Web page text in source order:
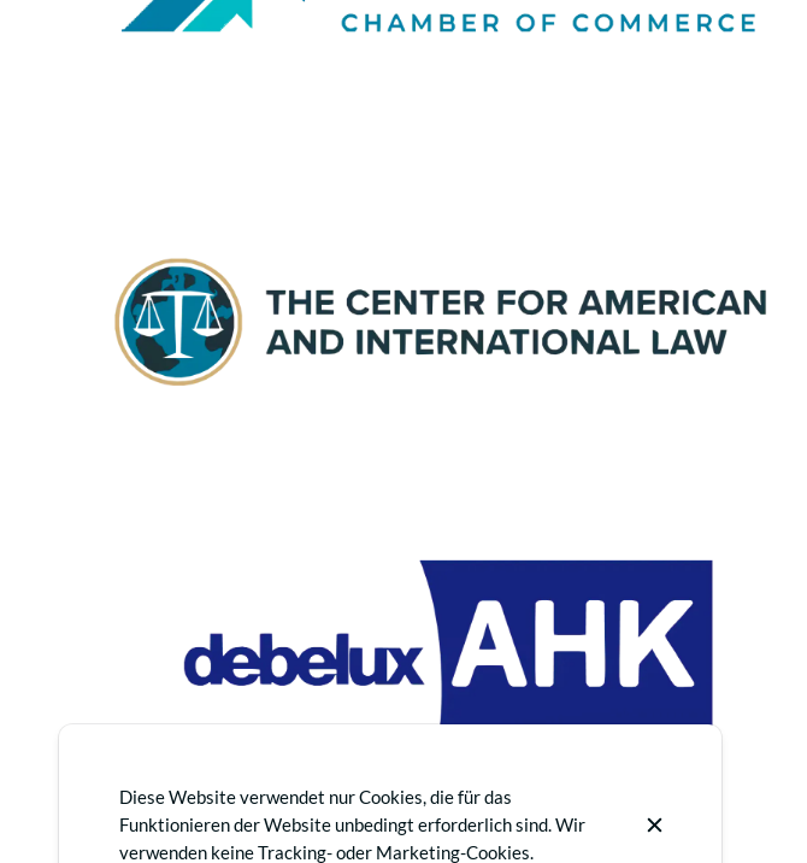
Diese Website verwendet nur Cookies, die für das
Funktionieren der Website unbedingt erforderlich sind. Wir
verwenden keine Tracking- oder Marketing-Cookies.